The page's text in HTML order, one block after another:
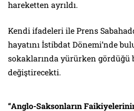
hareketten ayrıldı.
Kendi ifadeleri ile Prens
hayatını İstibdat Dönemi’nde
sokaklarında yürürken gördüğü
değiştirecekti.
“Anglo-Saksonların